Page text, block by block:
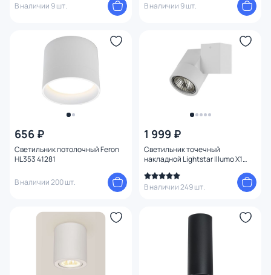
В наличии 9 шт.
В наличии 9 шт.
656 ₽
Светильник потолочный Feron
HL353 41281
В наличии 200 шт.
1 999 ₽
Светильник точечный
накладной Lightstar Illumo X1
В наличии 249 шт.